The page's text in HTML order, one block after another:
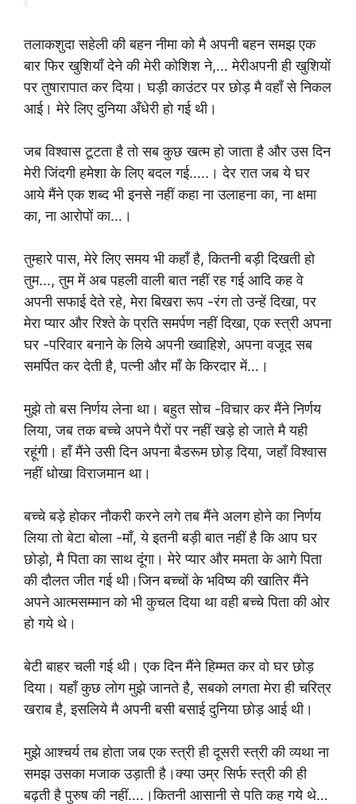
तलाकशुदा सहेली की बहन नीमा को मै अपनी बहन समझ एक
बार फिर खुशियाँ देने की मेरी कोशिश ने,… मेरीअपनी ही खुशियों
पर तुषारापात कर दिया। घड़ी काउंटर पर छोड़ मै वहाँ से निकल
आई। मेरे लिए दुनिया अँधेरी हो गई थी।
जब विश्वास टूटता है तो सब कुछ खत्म हो जाता है और उस दिन
मेरी जिंदगी हमेशा के लिए बदल गई…..। देर रात जब ये घर
आये मैंने एक शब्द भी इनसे नहीं कहा ना उलाहना का, ना क्षमा
का, ना आरोपों का…।
तुम्हारे पास, मेरे लिए समय भी कहाँ है, कितनी बड़ी दिखती हो
तुम…, तुम में अब पहली वाली बात नहीं रह गई आदि कह वे
अपनी सफाई देते रहे, मेरा बिखरा रूप -रंग तो उन्हें दिखा, पर
मेरा प्यार और रिश्ते के प्रति समर्पण नहीं दिखा, एक स्त्री अपना
घर -परिवार बनाने के लिये अपनी ख्वाहिशे, अपना वजूद सब
समर्पित कर देती है, पत्नी और माँ के किरदार में…।
मुझे तो बस निर्णय लेना था। बहुत सोच -विचार कर मैंने निर्णय
लिया, जब तक बच्चे अपने पैरों पर नहीं खड़े हो जाते मै यही
रहूंगी। हाँ मैंने उसी दिन अपना बैडरूम छोड़ दिया, जहाँ विश्वास
नहीं धोखा विराजमान था।
बच्चे बड़े होकर नौकरी करने लगे तब मैंने अलग होने का निर्णय
लिया तो बेटा बोला -माँ, ये इतनी बड़ी बात नहीं है कि आप घर
छोड़ो, मै पिता का साथ दूंगा। मेरे प्यार और ममता के आगे पिता
की दौलत जीत गई थी।जिन बच्चों के भविष्य की खातिर मैंने
अपने आत्मसम्मान को भी कुचल दिया था वही बच्चे पिता की ओर
हो गये थे।
बेटी बाहर चली गई थी। एक दिन मैंने हिम्मत कर वो घर छोड़
दिया। यहाँ कुछ लोग मुझे जानते है, सबको लगता मेरा ही चरित्र
खराब है, इसलिये मै अपनी बसी बसाई दुनिया छोड़ आई थी।
मुझे आश्चर्य तब होता जब एक स्त्री ही दूसरी स्त्री की व्यथा ना
समझ उसका मजाक उड़ाती है।क्या उम्र सिर्फ स्त्री की ही
बढ़ती है पुरुष की नहीं….।कितनी आसानी से पति कह गये थे…